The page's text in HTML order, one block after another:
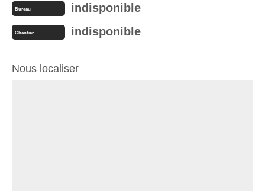
Bureau indisponible
Chantier indisponible
Nous localiser